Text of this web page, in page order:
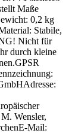
Maße
0,2 kg
Stabile,
Nicht für
durch kleine
Wensler,
Mail: